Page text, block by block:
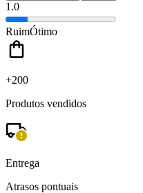
1.0
RuimÓtimo
+200
Produtos vendidos
Entrega
Atrasos pontuais